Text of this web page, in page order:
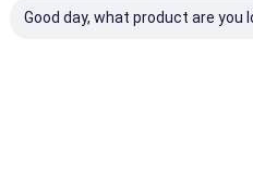
Good day, what product are you